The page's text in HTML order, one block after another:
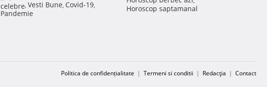
celebre, Vesti Bune, Covid-19,
Pandemie
Horoscop saptamanal
Politica de confidențialitate | Termeni si conditii | Redacţia | Contact